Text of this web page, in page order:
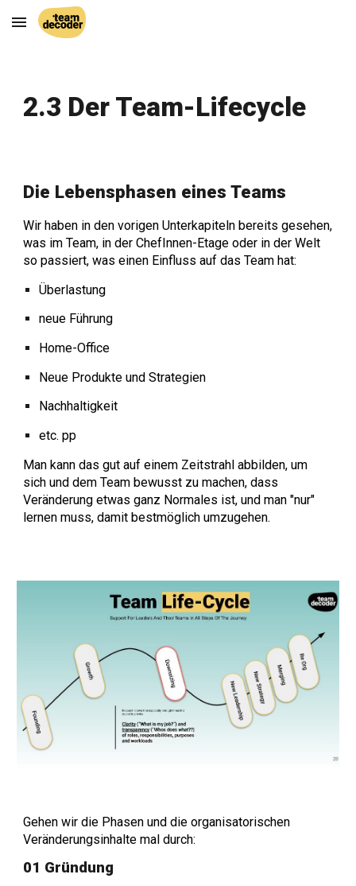
Skip to main content
2.3 Der Team-Lifecycle
Die Lebensphasen eines Teams
Wir haben in den vorigen Unterkapiteln bereits gesehen,
was im Team, in der ChefInnen-Etage oder in der Welt
so passiert, was einen Einfluss auf das Team hat:
Überlastung
neue Führung
Home-Office
Neue Produkte und Strategien
Nachhaltigkeit
etc. pp
Man kann das gut auf einem Zeitstrahl abbilden, um
sich und dem Team bewusst zu machen, dass
Veränderung etwas ganz Normales ist, und man "nur"
lernen muss, damit bestmöglich umzugehen.
Gehen wir die Phasen und die organisatorischen
Veränderungsinhalte mal durch:
01 Gründung